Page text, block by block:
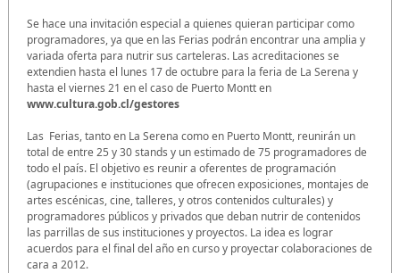
Se hace una invitación especial a quienes quieran participar como
programadores, ya que en las Ferias podrán encontrar una amplia y
variada oferta para nutrir sus carteleras. Las acreditaciones se
extendien hasta el lunes 17 de octubre para la feria de La Serena y
hasta el viernes 21 en el caso de Puerto Montt en
www.cultura.gob.cl/gestores
Las Ferias, tanto en La Serena como en Puerto Montt, reunirán un
total de entre 25 y 30 stands y un estimado de 75 programadores de
todo el país. El objetivo es reunir a oferentes de programación
(agrupaciones e instituciones que ofrecen exposiciones, montajes de
artes escénicas, cine, talleres, y otros contenidos culturales) y
programadores públicos y privados que deban nutrir de contenidos
las parrillas de sus instituciones y proyectos. La idea es lograr
acuerdos para el final del año en curso y proyectar colaboraciones de
cara a 2012.